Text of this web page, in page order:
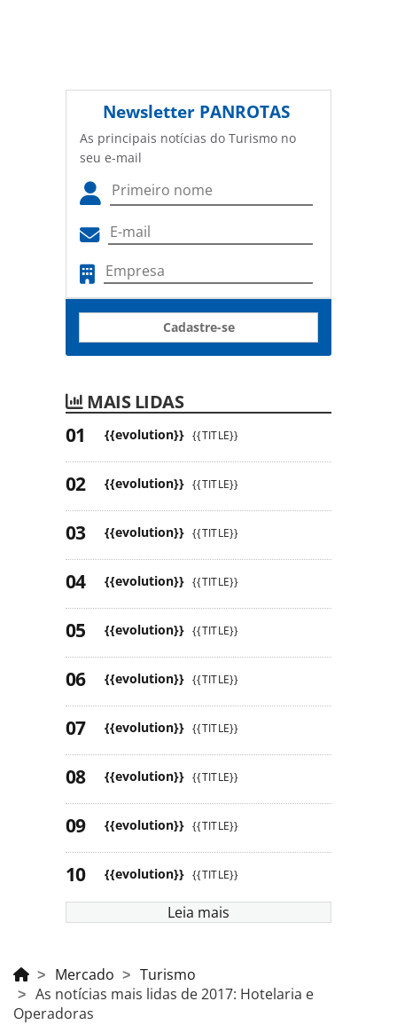
Newsletter PANROTAS
As principais notícias do Turismo no
seu e-mail
Cadastre-se
MAIS LIDAS
{{evolution}} {{TITLE}}
{{evolution}} {{TITLE}}
{{evolution}} {{TITLE}}
{{evolution}} {{TITLE}}
{{evolution}} {{TITLE}}
{{evolution}} {{TITLE}}
{{evolution}} {{TITLE}}
{{evolution}} {{TITLE}}
{{evolution}} {{TITLE}}
{{evolution}} {{TITLE}}
Leia mais
Mercado
Turismo
As notícias mais lidas de 2017: Hotelaria e
Operadoras